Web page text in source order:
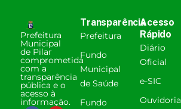
Prefeitura
Municipal
de Pilar
comprometida
com a
transparência
pública e o
acesso à
informação.
Transparência
Prefeitura
Fundo
Municipal
de Saúde
Fundo
Acesso
Rápido
Diário
Oficial
e-SIC
Ouvidoria